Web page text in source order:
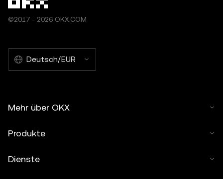
©2017 - 2026 OKX.COM
Deutsch/EUR
Mehr über OKX
Produkte
Dienste